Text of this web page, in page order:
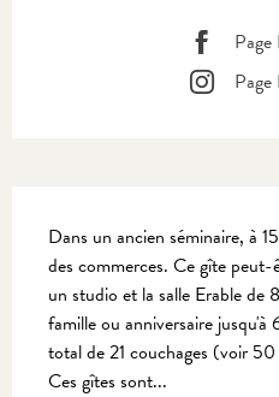
Page
Dans un ancien séminaire, à
des commerces. Ce gîte
un studio et la salle Erable de
famille ou anniversaire
total de 21 couchages (voir
Ces gîtes sont...